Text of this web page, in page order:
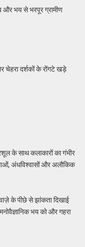
और भय से भरपूर ग्रामीण
चेहरा दर्शकों के रोंगटे खड़े
के साथ कलाकारों का गंभीर
अंधविश्वासों और अलौकिक
के पीछे से झांकता दिखाई
भय को और गहरा